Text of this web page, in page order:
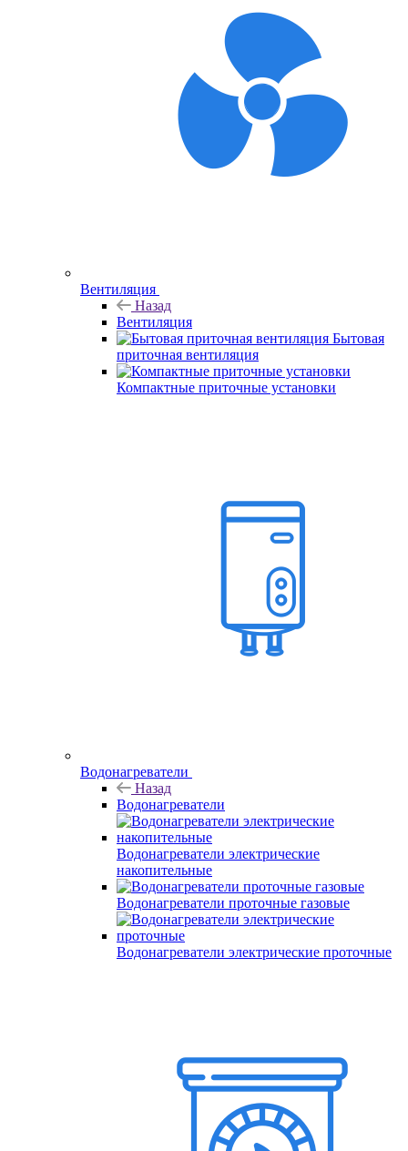
Вентиляция
Назад
Вентиляция
Бытовая
приточная вентиляция
Компактные приточные установки
Водонагреватели
Назад
Водонагреватели
Водонагреватели электрические
накопительные
Водонагреватели проточные газовые
Водонагреватели электрические проточные